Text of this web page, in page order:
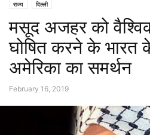
राज्य दिल्ली
मसूद अजहर को
घोषित करने के भारत
अमेरिका का समर्थन
February 16, 2019